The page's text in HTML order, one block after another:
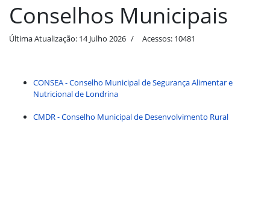
Conselhos Municipais
Última Atualização: 14 Julho 2026 Acessos: 10481
CONSEA - Conselho Municipal de Segurança Alimentar e
Nutricional de Londrina
CMDR - Conselho Municipal de Desenvolvimento Rural